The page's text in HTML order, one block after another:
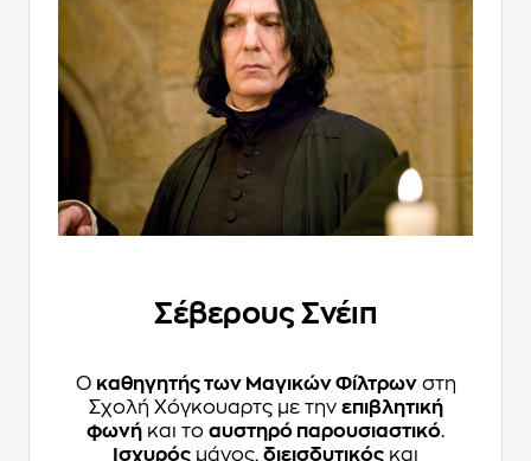
Σέβερους Σνέιπ
Ο καθηγητής των Μαγικών Φίλτρωνστη
Σχολή Χόγκουαρτς με την επιβλητική
φωνή και το αυστηρό παρουσιαστικό.
Ισχυρός μάγος, διεισδυτικός και